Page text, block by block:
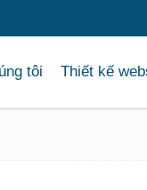
tôi Thiết kế